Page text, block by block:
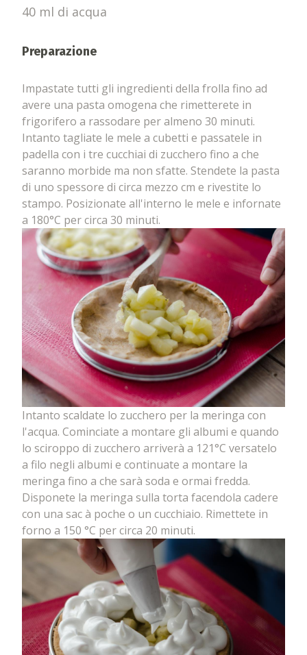
40 ml di acqua
Preparazione
Impastate tutti gli ingredienti della frolla fino ad
avere una pasta omogena che rimetterete in
frigorifero a rassodare per almeno 30 minuti.
Intanto tagliate le mele a cubetti e passatele in
padella con i tre cucchiai di zucchero fino a che
saranno morbide ma non sfatte. Stendete la pasta
di uno spessore di circa mezzo cm e rivestite lo
stampo. Posizionate all'interno le mele e infornate
a 180°C per circa 30 minuti.
Intanto scaldate lo zucchero per la meringa con
l'acqua. Cominciate a montare gli albumi e quando
lo sciroppo di zucchero arriverà a 121°C versatelo
a filo negli albumi e continuate a montare la
meringa fino a che sarà soda e ormai fredda.
Disponete la meringa sulla torta facendola cadere
con una sac à poche o un cucchiaio. Rimettete in
forno a 150 °C per circa 20 minuti.